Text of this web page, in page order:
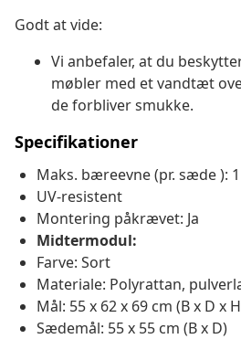
Godt at vide:
Vi anbefaler, at du
møbler med et vandtæt
de forbliver smukke.
Specifikationer
Maks. bæreevne (pr. sæde ):
UV-resistent
Montering påkrævet: Ja
Midtermodul:
Farve: Sort
Materiale: Polyrattan,
Mål: 55 x 62 x 69 cm (B x D x
Sædemål: 55 x 55 cm (B x D)